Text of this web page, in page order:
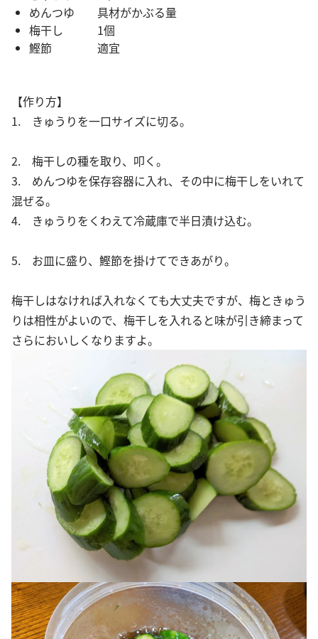
めんつゆ 具材がかぶる量
梅干し 1個
鰹節 適宜
【作り方】
1. きゅうりを一口サイズに切る。
2. 梅干しの種を取り、叩く。
3. めんつゆを保存容器に入れ、その中に梅干しをいれて
混ぜる。
4. きゅうりをくわえて冷蔵庫で半日漬け込む。
5. お皿に盛り、鰹節を掛けてできあがり。
梅干しはなければ入れなくても大丈夫ですが、梅ときゅう
りは相性がよいので、梅干しを入れると味が引き締まって
さらにおいしくなりますよ。